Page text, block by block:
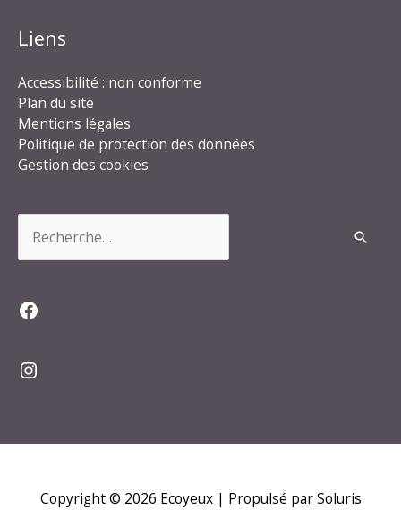
Liens
Accessibilité : non conforme
Plan du site
Mentions légales
Politique de protection des données
Gestion des cookies
Facebook
Instagram
Copyright © 2026 Ecoyeux| Propulsé par Soluris